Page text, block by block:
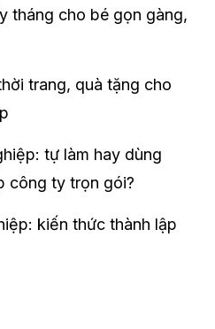
tháng cho bé gọn gàng,
trang, quà tặng cho
tự làm hay dùng
công ty trọn gói?
kiến thức thành lập